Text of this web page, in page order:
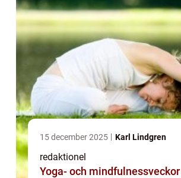
15 december 2025 Karl Lindgren
redaktionel
Yoga- och